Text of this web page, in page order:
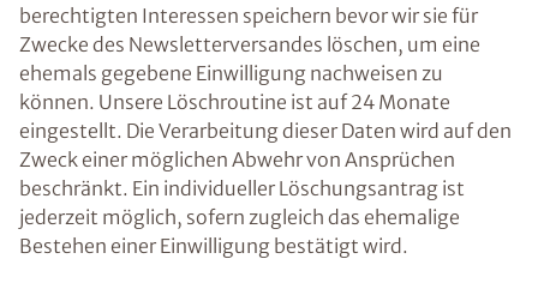
berechtigten Interessen speichern bevor wir sie für
Zwecke des Newsletterversandes löschen, um eine
ehemals gegebene Einwilligung nachweisen zu
können. Unsere Löschroutine ist auf 24 Monate
eingestellt. Die Verarbeitung dieser Daten wird auf den
Zweck einer möglichen Abwehr von Ansprüchen
beschränkt. Ein individueller Löschungsantrag ist
jederzeit möglich, sofern zugleich das ehemalige
Bestehen einer Einwilligung bestätigt wird.